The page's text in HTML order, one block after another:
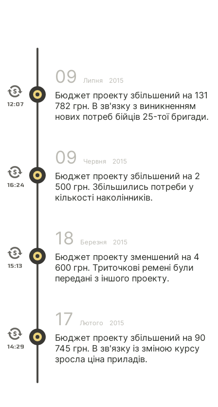
12:07
09 Липня 2015
Бюджет проекту збільшений на 131
782 грн. В зв'язку з виникненням
нових потреб бійців 25-тої бригади.
16:24
09 Червня 2015
Бюджет проекту збільшений на 2
500 грн. Збільшились потреби у
кількості наколінників.
15:13
18 Березня 2015
Бюджет проекту зменшений на 4
600 грн. Триточкові ремені були
передані з іншого проекту.
14:29
17 Лютого 2015
Бюджет проекту збільшений на 90
745 грн. В зв'язку із зміною курсу
зросла ціна приладів.